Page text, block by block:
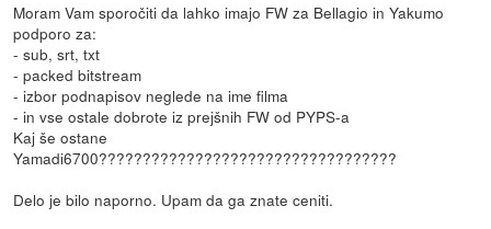
Moram Vam sporočiti da lahko imajo FW za Bellagio in Yakumo
podporo za:
- sub, srt, txt
- packed bitstream
- izbor podnapisov neglede na ime filma
- in vse ostale dobrote iz prejšnih FW od PYPS-a
Kaj še ostane
Yamadi6700??????????????????????????????????
Delo je bilo naporno. Upam da ga znate ceniti.